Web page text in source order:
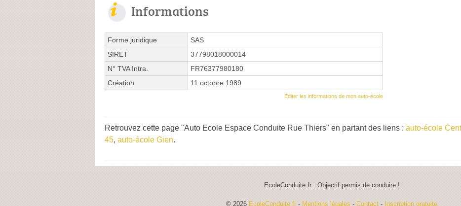
Informations
Forme juridique
SAS
SIRET
37798018000014
N° TVA Intra.
FR76377980180
Création
11 octobre 1989
Éditer les informations de mon auto-école
Retrouvez cette page "Auto Ecole Espace Conduite Rue Thiers" en partant des liens : auto-école
45, auto-école Gien.
EcoleConduite.fr : Objectif permis de conduire !
© 2026 EcoleConduite.fr - Mentions légales - Contact - Inscription gratuite